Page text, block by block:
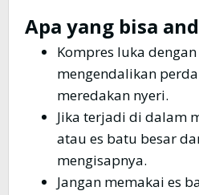
Apa yang bisa
Kompres luka
mengendalikan
meredakan nyeri.
Jika terjadi di dalam
atau es batu besar
mengisapnya.
Jangan memakai es